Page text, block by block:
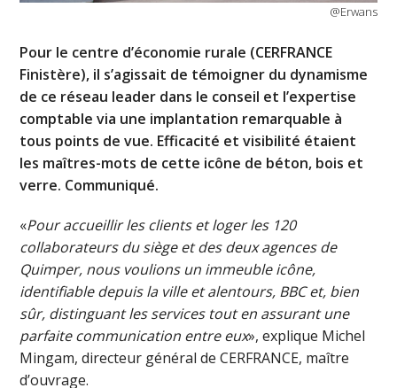
@Erwans
Pour le centre d’économie rurale (CERFRANCE
Finistère), il s’agissait de témoigner du dynamisme
de ce réseau leader dans le conseil et l’expertise
comptable via une implantation remarquable à
tous points de vue. Efficacité et visibilité étaient
les maîtres-mots de cette icône de béton, bois et
verre. Communiqué.
«Pour accueillir les clients et loger les 120
collaborateurs du siège et des deux agences de
Quimper, nous voulions un immeuble icône,
identifiable depuis la ville et alentours, BBC et, bien
sûr, distinguant les services tout en assurant une
parfaite communication entre eux», explique Michel
Mingam, directeur général de CERFRANCE, maître
d’ouvrage.